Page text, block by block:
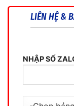
LIÊN HỆ &
NHẬP SỐ